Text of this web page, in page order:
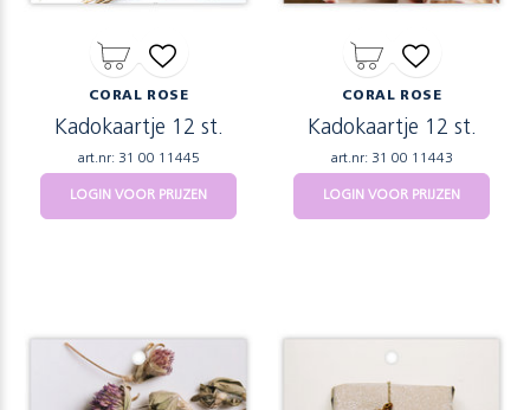
CORAL ROSE
Kadokaartje 12 st.
art.nr: 31 00 11445
LOGIN VOOR PRIJZEN
CORAL ROSE
Kadokaartje 12 st.
art.nr: 31 00 11443
LOGIN VOOR PRIJZEN